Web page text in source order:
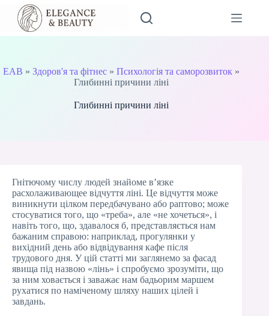
Перейти
вмісту
EAB » Здоров'я та фітнес» Психологія та саморозвиток»
Глибинні причини ліні
Глибинні причини ліні
Гнітючому числу людей знайоме в’язке
расхолаживающее відчуття ліні. Це відчуття може
виникнути цілком передбачувано або раптово; може
стосуватися того, що «треба», але «не хочеться», і
навіть того, що, здавалося б, представляється нам
бажаним справою: наприклад, прогулянки у
вихідний день або відвідування кафе після
трудового дня. У цій статті ми заглянемо за фасад
явища під назвою «лінь» і спробуємо зрозуміти, що
за ним ховається і заважає нам бадьорим маршем
рухатися по наміченому шляху наших цілей і
завдань.